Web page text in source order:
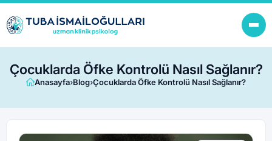
Çocuklarda Öfke Kontrolü Nasıl Sağlanır?
Anasayfa›Blog›Çocuklarda Öfke Kontrolü Nasıl Sağlanır?